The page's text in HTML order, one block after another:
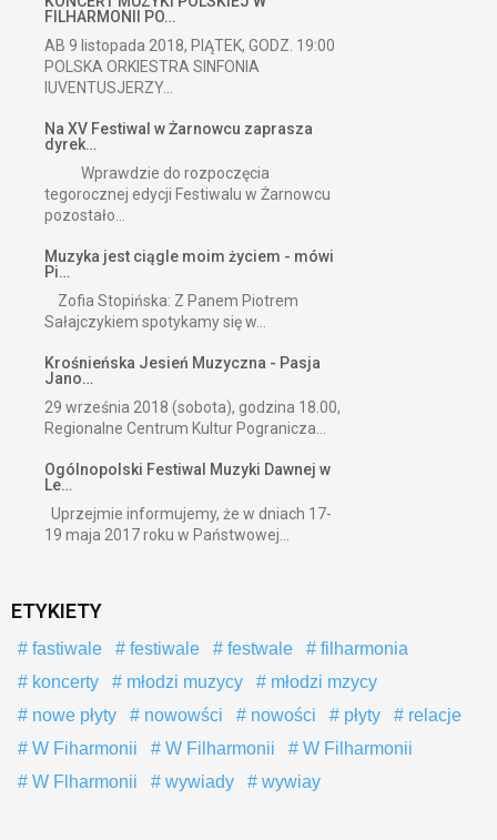
FILHARMONII PO…
AB 9 listopada 2018, PIĄTEK, GODZ. 19:00
POLSKA ORKIESTRA SINFONIA
IUVENTUSJERZY...
Na XV Festiwal w Żarnowcu zaprasza
dyrek…
Wprawdzie do rozpoczęcia
tegorocznej edycji Festiwalu w Żarnowcu
pozostało...
Muzyka jest ciągle moim życiem - mówi
Pi…
Zofia Stopińska: Z Panem Piotrem
Sałajczykiem spotykamy się w...
Krośnieńska Jesień Muzyczna - Pasja
Jano…
29 września 2018 (sobota), godzina 18.00,
Regionalne Centrum Kultur Pogranicza...
Ogólnopolski Festiwal Muzyki Dawnej w
Le…
Uprzejmie informujemy, że w dniach 17-
19 maja 2017 roku w Państwowej...
ETYKIETY
fastiwale festiwale festwale
filharmonia
koncerty
młodzi muzycy
młodzi mzycy
nowe płyty
nowowści nowości płyty
relacje
W Fiharmonii
W Filharmonii
W Filharmonii
W Flharmonii
wywiady wywiay